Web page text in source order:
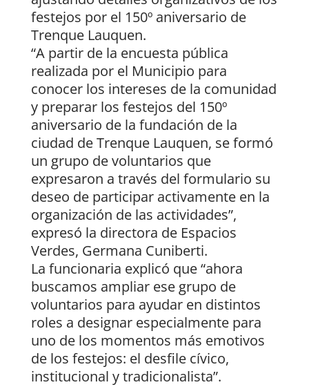
festejos por el 150º aniversario de
Trenque Lauquen.
“A partir de la encuesta pública
realizada por el Municipio para
conocer los intereses de la comunidad
y preparar los festejos del 150º
aniversario de la fundación de la
ciudad de Trenque Lauquen, se formó
un grupo de voluntarios que
expresaron a través del formulario su
deseo de participar activamente en la
organización de las actividades”,
expresó la directora de Espacios
Verdes, Germana Cuniberti.
La funcionaria explicó que “ahora
buscamos ampliar ese grupo de
voluntarios para ayudar en distintos
roles a designar especialmente para
uno de los momentos más emotivos
de los festejos: el desfile cívico,
institucional y tradicionalista”.